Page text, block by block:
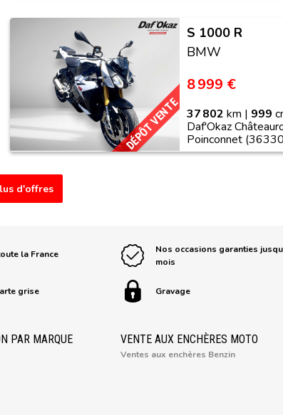
DÉPÔT VENTE
S 1000 R
BMW
8 999 €
37 802 km | 999
Daf'Okaz
Poinconnet
d'offres
la France
Nos occasions garanties
mois
grise Gravage
PAR MARQUE VENTE AUX ENCHÈRES MOTO
Ventes aux enchères Benzin